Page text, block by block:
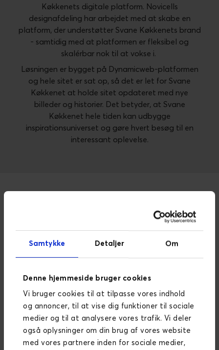
Samtykke Detaljer Om
Denne hjemmeside bruger cookies
Vi bruger cookies til at tilpasse vores indhold
og annoncer, til at vise dig funktioner til sociale
medier og til at analysere vores trafik. Vi deler
også oplysninger om din brug af vores website
med vores partnere inden for sociale medier,
Køkkenets digitale platform. Novicells
designafdeling har arbejdet med at skabe en
platform, der understøtter Svane Køkkenets brand
- samtidig med at platformen er fleksibel og
skalérbar nok til at vokse i.
Løsningen er bygget på Dynamicweb-platformen
og hele sitet er sat op, så det er let for Svane
Køkkenet at holde sitet opdateret med nye
billeder og historier. Det betyder, at Svane
Køkkenet hele tiden kan udbygge
inspirationsuniverset og gøre hvert besøg til en
interessant oplevelse.
kunder gennem et stærkt content-univers, som vi
selv kan drive og vedligeholde. Efter et halvt år i
drift kan vi konstatere, at vi er lykkedes med det, vi
satte os for.